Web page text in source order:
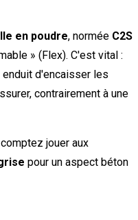
en poudre, normée C2S
» (Flex). C'est vital :
d'encaisser les
contrairement à une
jouer aux
pour un aspect béton